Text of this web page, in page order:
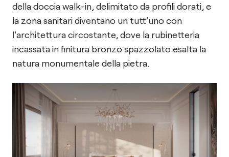
della doccia walk-in, delimitato da profili dorati, e
la zona sanitari diventano un tutt'uno con
l'architettura circostante, dove la rubinetteria
incassata in finitura bronzo spazzolato esalta la
natura monumentale della pietra.